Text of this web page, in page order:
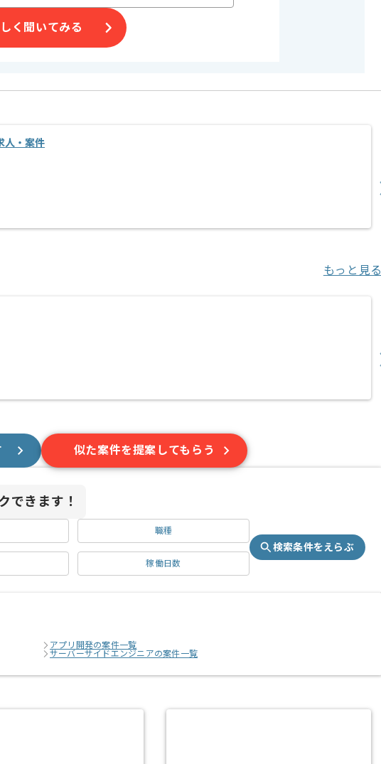
く聞いてみる
人・案件
もっと見る
似た案件を提案してもらう
できます！
職種
稼働日数
検索条件をえらぶ
アプリ開発の案件一覧
サーバーサイドエンジニアの案件一覧